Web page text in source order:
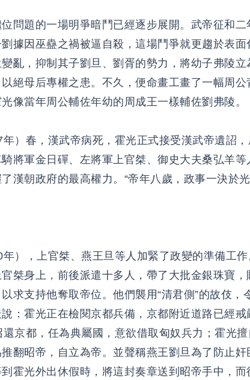
問題的一場明爭暗鬥已經逐步展開。武帝征和二
據因巫蠱之禍被逼自殺，這場鬥爭就更趨於表面
亂，抑制其子劉旦、劉胥的勢力，將幼子弗陵立
絕母后專權之患。不久，便命畫工畫了一幅周公
像當年周公輔佐年幼的周成王一樣輔佐劉弗陵。
）春，漢武帝病死，霍光正式接受漢武帝遺詔
將軍金日磾、左將軍上官桀、御史大夫桑弘羊等
漢朝政府的最高權力。“帝年八歲，政事一決於光
），上官桀、燕王旦等人加緊了政變的準備工
桀身上，前後派遣十多人，帶了大批金銀珠寶，
求支持他奪取帝位。他們襲用“清君側”的故伎，
：霍光正在檢閱京都兵備，京都附近道路已經戒
京都，任為典屬國，意欲借取匈奴兵力；霍光
翻昭帝，自立為帝。並聲稱燕王劉旦為了防止奸
霍光外出休假時，將這封奏章送到昭帝手中，而